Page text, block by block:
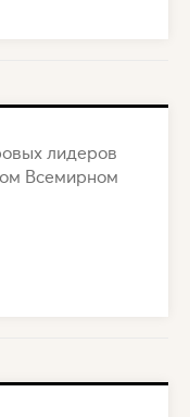
лидеров
Всемирном